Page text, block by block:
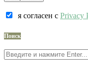
я согласен c Privacy
Поиск